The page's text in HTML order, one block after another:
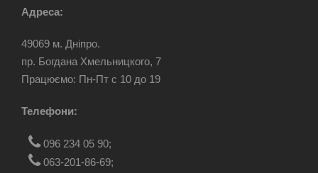
Адреса:
49069 м. Дніпро.
пр. Богдана Хмельницкого, 7
Працюємо: Пн-Пт c 10 до 19
Телефони:
096 234 05 90;
063-201-86-69;